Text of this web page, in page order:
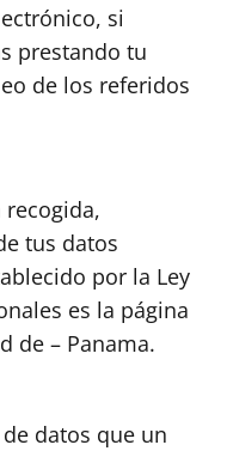
si
prestando tu
de los referidos
tus datos
por la Ley
es la página
de – Panama.
datos que un